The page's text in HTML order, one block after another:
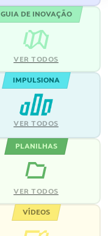
GUIA DE INOVAÇÃO
VER TODOS
IMPULSIONA
VER TODOS
PLANILHAS
VER TODOS
VÍDEOS